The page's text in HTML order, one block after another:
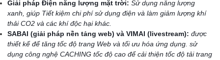
Giải pháp Điện năng lượng mặt trời: Sử dụng năng lượng
xanh, giúp Tiết kiệm chi phí sử dụng điện và làm giảm lượng khí
thải CO2 và các khí độc hại khác.
SABAI (giải pháp nền tảng web) và VIMAI (livestream): được
thiết kế để tăng tốc độ trang Web và tối ưu hóa ứng dụng. sử
dụng công nghệ CACHING tốc độ cao để cải thiện tốc độ tải trang